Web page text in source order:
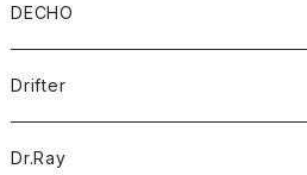
パーカー
カードケース
バッグ
アウター
コート
ジャケット
アクセサリー
バッグ
キッズ
DECHO
帽子
Drifter
Dr.Ray